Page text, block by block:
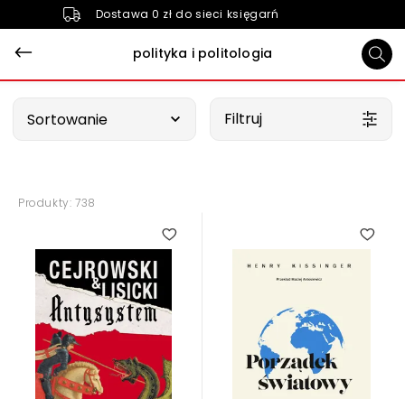
Dostawa 0 zł do sieci księgarń
polityka i politologia
Sortowanie Filtruj
Produkty: 738